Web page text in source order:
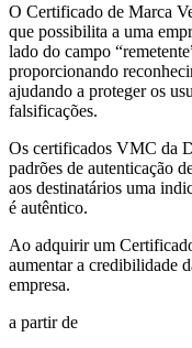
O Certificado de Marca
que possibilita a uma
lado do campo
proporcionando
ajudando a proteger os
falsificações.
Os certificados VMC da
padrões de autenticação
aos destinatários uma
é autêntico.
Ao adquirir um
aumentar a credibilidade
empresa.
a partir de